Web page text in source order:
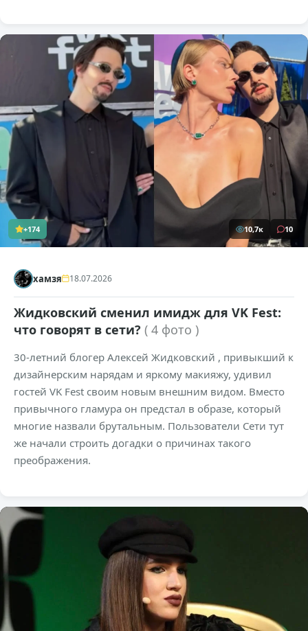
+174 10,7к 10
хамзя 18.07.2026
Жидковский сменил имидж для VK Fest:
что говорят в сети? ( 4 фото )
30-летний блогер Алексей Жидковский , привыкший к
дизайнерским нарядам и яркому макияжу, удивил
гостей VK Fest своим новым внешним видом. Вместо
привычного гламура он предстал в образе, который
многие назвали брутальным. Пользователи Сети тут
же начали строить догадки о причинах такого
преображения.